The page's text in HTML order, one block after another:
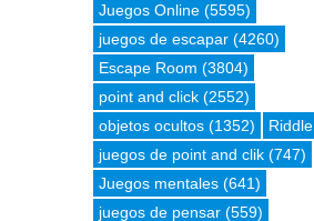
Juegos Online (5595)
juegos de escapar (4260)
Escape Room (3804)
point and click (2552)
objetos ocultos (1352) Riddle
juegos de point and clik (747)
Juegos mentales (641)
juegos de pensar (559)